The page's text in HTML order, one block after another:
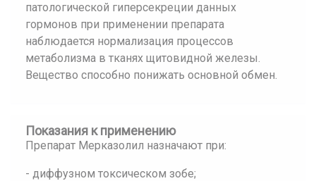
патологической гиперсекреции данных
гормонов при применении препарата
наблюдается нормализация процессов
метаболизма в тканях щитовидной железы.
Вещество способно понижать основной обмен.
Показания к применению
Препарат Мерказолил назначают при:
- диффузном токсическом зобе;